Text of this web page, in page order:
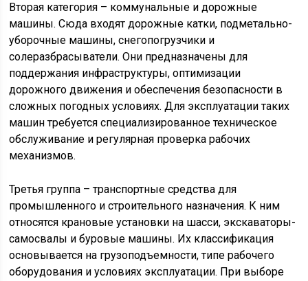
Вторая категория – коммунальные и дорожные
машины. Сюда входят дорожные катки, подметально-
уборочные машины, снегопогрузчики и
солеразбрасыватели. Они предназначены для
поддержания инфраструктуры, оптимизации
дорожного движения и обеспечения безопасности в
сложных погодных условиях. Для эксплуатации таких
машин требуется специализированное техническое
обслуживание и регулярная проверка рабочих
механизмов.
Третья группа – транспортные средства для
промышленного и строительного назначения. К ним
относятся крановые установки на шасси, экскаваторы-
самосвалы и буровые машины. Их классификация
основывается на грузоподъемности, типе рабочего
оборудования и условиях эксплуатации. При выборе